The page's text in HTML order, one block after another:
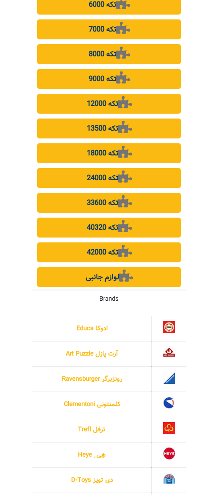
6000 تکه
7000 تکه
8000 تکه
9000 تکه
12000 تکه
13500 تکه
18000 تکه
24000 تکه
33600 تکه
40320 تکه
42000 تکه
لوازم جانبی
Brands
ادوکا Educa
آرت پازل Art Puzzle
رونزبرگر Ravensburger
کلمنتونی Clementoni
ترفل Trefl
هِی ِ Heye
دی تویز D-Toys